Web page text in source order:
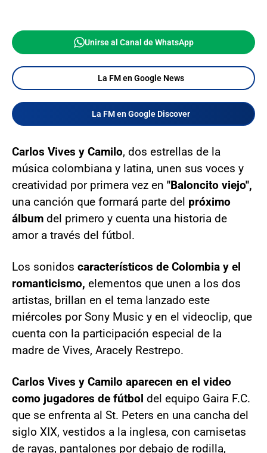
Unirse al Canal de WhatsApp
La FM en Google News
La FM en Google Discover
Carlos Vives y Camilo, dos estrellas de la
música colombiana y latina, unen sus voces y
creatividad por primera vez en "Baloncito viejo",
una canción que formará parte del próximo
álbum del primero y cuenta una historia de
amor a través del fútbol.
Los sonidos característicos de Colombia y el
romanticismo, elementos que unen a los dos
artistas, brillan en el tema lanzado este
miércoles por Sony Music y en el videoclip, que
cuenta con la participación especial de la
madre de Vives, Aracely Restrepo.
Carlos Vives y Camilo aparecen en el video
como jugadores de fútbol del equipo Gaira F.C.
que se enfrenta al St. Peters en una cancha del
siglo XIX, vestidos a la inglesa, con camisetas
de rayas, pantalones por debajo de rodilla,